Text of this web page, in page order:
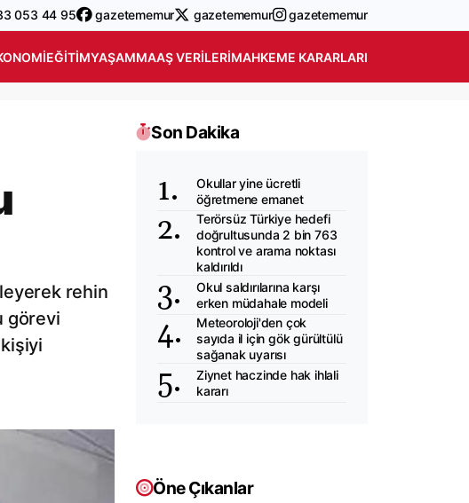
053 44 95 gazetememur gazetememur gazetememur
EĞITIMYAŞAMMAAŞ VERILERIMAHKEME KARARLARI
rehin
görevi
Son Dakika
Okullar yine ücretli
öğretmene emanet
Terörsüz Türkiye hedefi
doğrultusunda 2 bin 763
kontrol ve arama noktası
kaldırıldı
Okul saldırılarına karşı
erken müdahale modeli
Meteoroloji'den çok
sayıda il için gök gürültülü
sağanak uyarısı
Ziynet haczinde hak ihlali
kararı
Öne Çıkanlar